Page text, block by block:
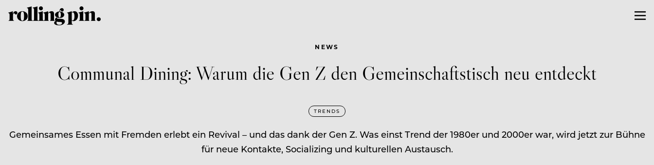
NEWS
Communal Dining: Warum die Gen Z den Gemeinschaftstisch neu entdeckt
TRENDS
Gemeinsames Essen mit Fremden erlebt ein Revival – und das dank der Gen Z. Was einst Trend der 1980er und 2000er war, wird jetzt zur Bühne
für neue Kontakte, Socializing und kulturellen Austausch.